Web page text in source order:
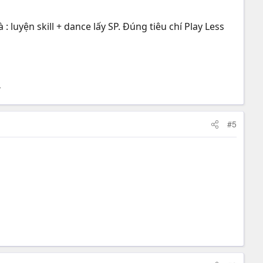
skill + dance lấy SP. Đúng tiêu chí Play Less
#5